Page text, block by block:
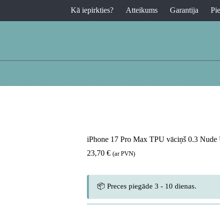
Kā iepirkties? Atteikums Garantija
iPhone 17 Pro Max TPU vāciņš 0.3 Nude
23,70 € (ar PVN)
📦 Preces piegāde 3 - 10 dienas.